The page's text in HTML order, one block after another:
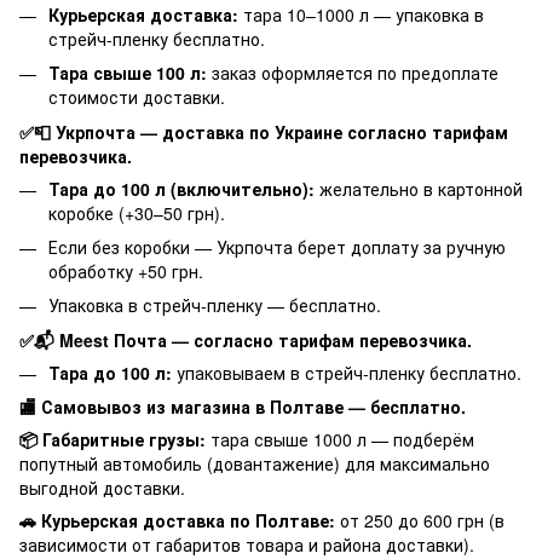
Курьерская доставка: тара 10–1000 л — упаковка в
стрейч-пленку бесплатно.
Тара свыше 100 л: заказ оформляется по предоплате
стоимости доставки.
✅📮 Укрпочта — доставка по Украине согласно тарифам
перевозчика.
Тара до 100 л (включительно): желательно в картонной
коробке (+30–50 грн).
Если без коробки — Укрпочта берет доплату за ручную
обработку +50 грн.
Упаковка в стрейч-пленку — бесплатно.
✅📬 Meest Почта — согласно тарифам перевозчика.
Тара до 100 л: упаковываем в стрейч-пленку бесплатно.
🏬 Самовывоз из магазина в Полтаве — бесплатно.
📦 Габаритные грузы: тара свыше 1000 л — подберём
попутный автомобиль (довантажение) для максимально
выгодной доставки.
🚗 Курьерская доставка по Полтаве: от 250 до 600 грн (в
зависимости от габаритов товара и района доставки).